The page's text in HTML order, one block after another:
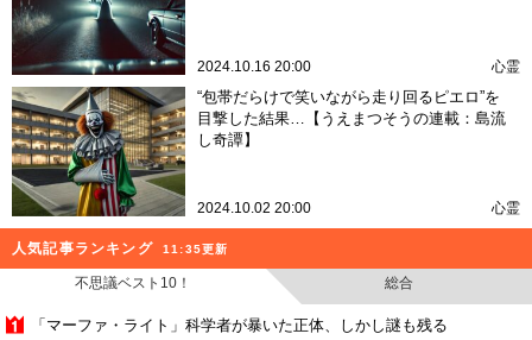
2024.10.16 20:00 心霊
“包帯だらけで笑いながら走り回るピエロ”を
目撃した結果…【うえまつそうの連載：島流
し奇譚】
2024.10.02 20:00 心霊
人気記事ランキング 11:35更新
不思議ベスト10！ 総合
「マーファ・ライト」科学者が暴いた正体、しかし謎も残る